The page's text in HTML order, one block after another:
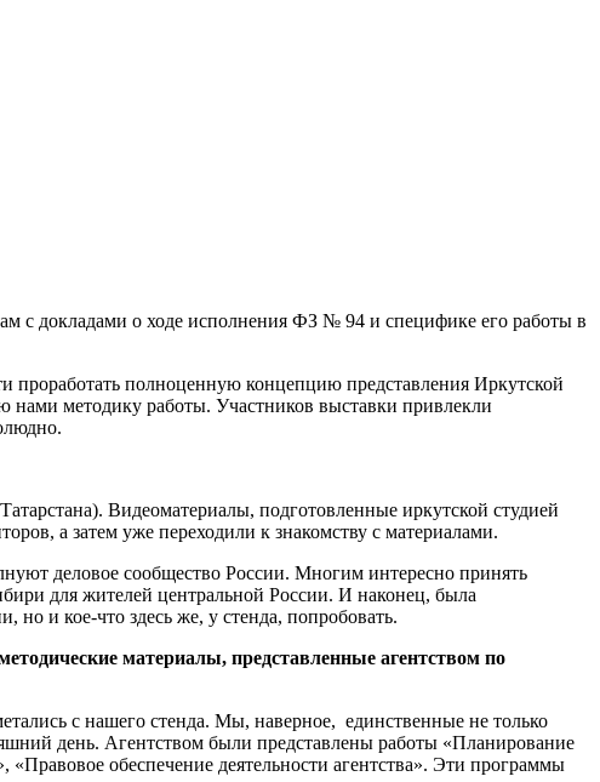
с докладами о ходе исполнения ФЗ № 94 и специфике его работы в
проработать полноценную концепцию представления Иркутской
нами методику работы. Участников выставки привлекли
Видеоматериалы, подготовленные иркутской студией
а затем уже переходили к знакомству с материалами.
деловое сообщество России. Многим интересно принять
для жителей центральной России. И наконец, была
но и кое-что здесь же, у стенда, попробовать.
материалы, представленные агентством по
с нашего стенда. Мы, наверное, единственные не только
день. Агентством были представлены работы «Планирование
«Правовое обеспечение деятельности агентства». Эти программы